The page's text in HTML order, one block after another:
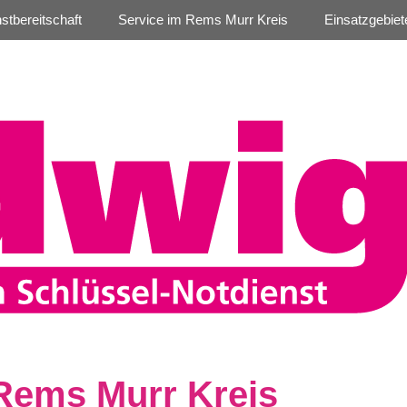
Murr Kreis
Service im Rems Murr Kreis